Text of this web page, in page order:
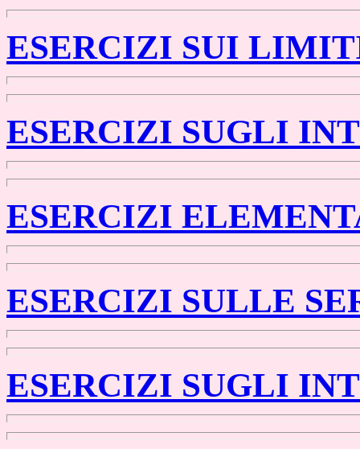
ESERCIZI SUI
ESERCIZI SUGLI
ESERCIZI
ESERCIZI SULLE
ESERCIZI SUGLI